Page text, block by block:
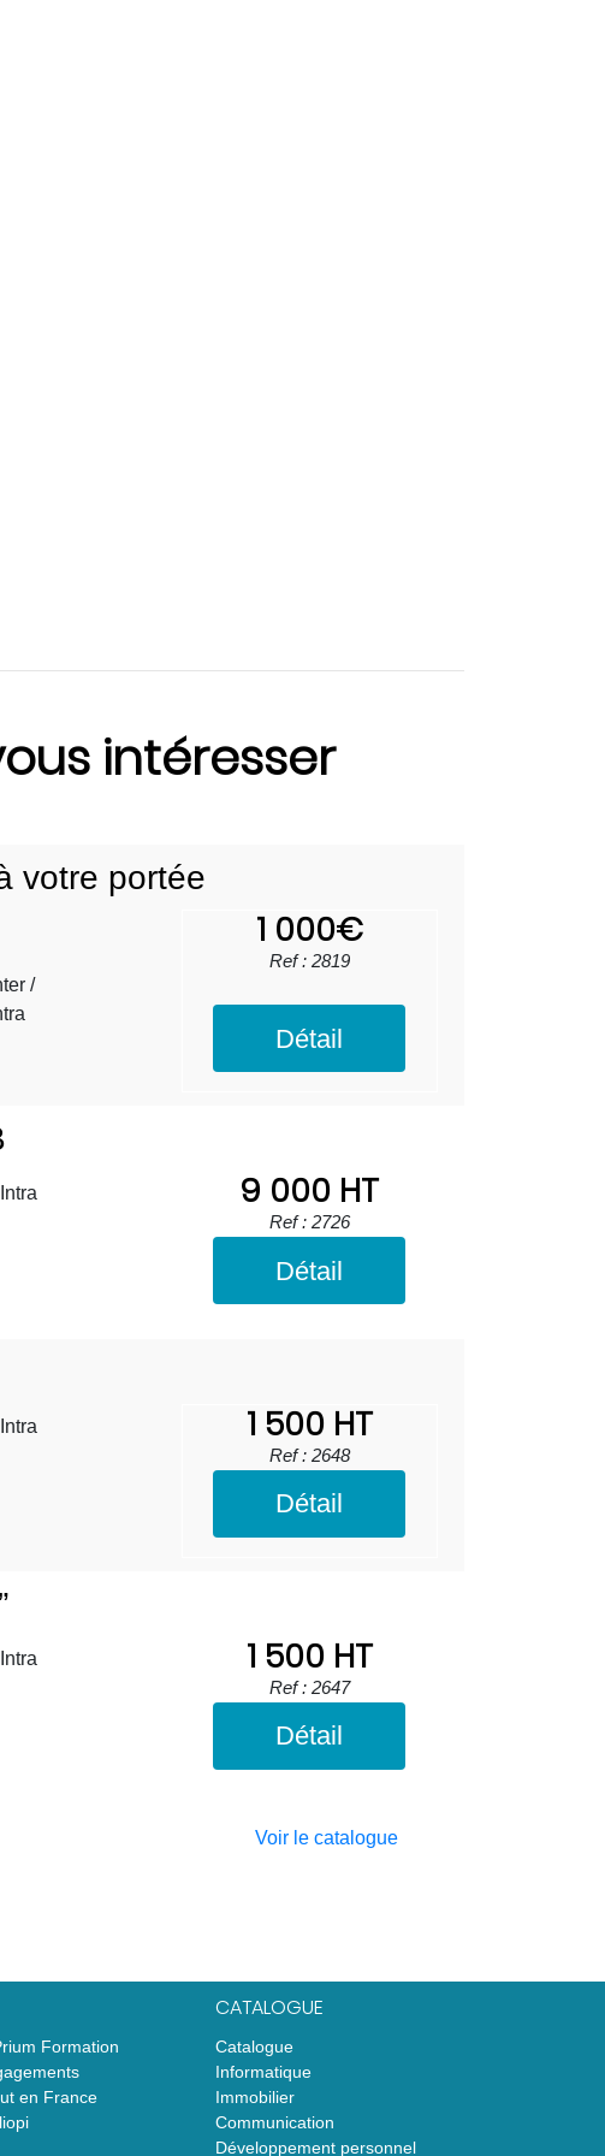
intéresser
votre portée
/
1 000€
Ref : 2819
Détail
Intra 9 000 HT
Ref : 2726
Détail
1 500 HT
Ref : 2648
Détail
1 500 HT
Ref : 2647
Détail
Voir le catalogue
Formation
en France
CATALOGUE
Catalogue
Informatique
Immobilier
Communication
Développement personnel